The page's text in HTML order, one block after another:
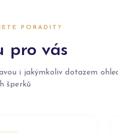
PORADIT?
pro vás
i jakýmkoliv dotazem
šperků